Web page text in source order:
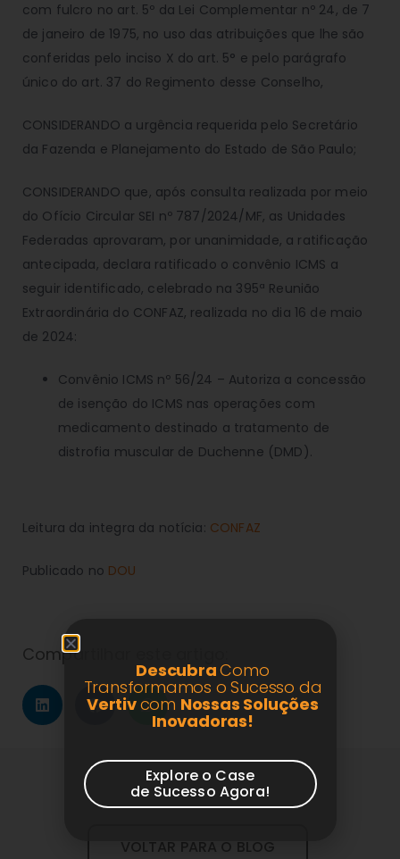
com fulcro no art. 5º da Lei Complementar nº 24, de 7
de janeiro de 1975, no uso das atribuições que lhe são
conferidas pelo inciso X do art. 5° e pelo parágrafo
único do art. 37 do Regimento desse Conselho,
CONSIDERANDO a urgência requerida pelo Secretário
da Fazenda e Planejamento do Estado de São Paulo;
CONSIDERANDO que, após consulta realizada por meio
do Ofício Circular SEI nº 787/2024/MF, as Unidades
Federadas aprovaram, por unanimidade, a ratificação
antecipada, declara ratificado o convênio ICMS a
seguir identificado, celebrado na 395ª Reunião
Extraordinária do CONFAZ, realizada no dia 16 de maio
de 2024:
Convênio ICMS nº 56/24 – Autoriza a concessão
de isenção do ICMS nas operações com
medicamento destinado a tratamento de
distrofia muscular de Duchenne (DMD).
Leitura da integra da notícia: CONFAZ
Publicado no DOU
Compartilhar este artigo:
VOLTAR PARA O BLOG
DescubraComo
Transformamos o Sucesso da
Vertivcom Nossas Soluções
Inovadoras!
Explore o Case
de Sucesso Agora!